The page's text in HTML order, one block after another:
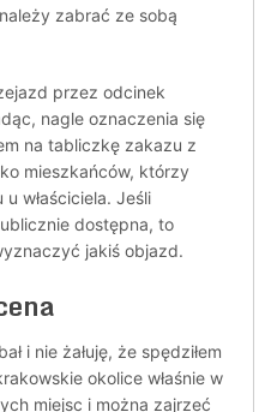
zabrać ze sobą
przez odcinek
nagle oznaczenia się
na tabliczkę zakazu z
mieszkańców, którzy
właściciela. Jeśli
dostępna, to
jakiś objazd.
i nie żałuję, że spędziłem
okolice właśnie w
miejsc i można zajrzeć